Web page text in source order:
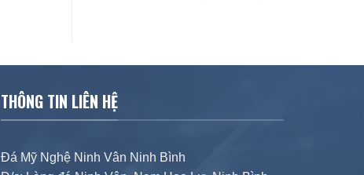
THÔNG TIN LIÊN HỆ
Đá Mỹ Nghệ Ninh Vân Ninh Bình